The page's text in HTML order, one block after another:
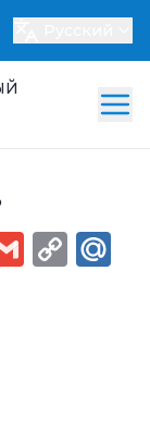
Gmail